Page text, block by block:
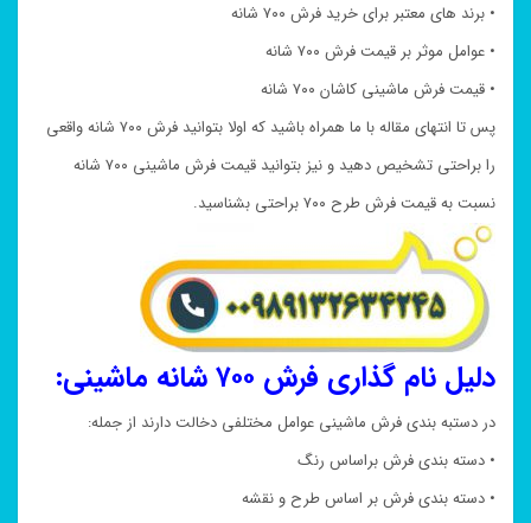
• برند های معتبر برای خرید فرش ۷۰۰ شانه
• عوامل موثر بر قیمت فرش ۷۰۰ شانه
• قیمت فرش ماشینی کاشان ۷۰۰ شانه
پس تا انتهای مقاله با ما همراه باشید که اولا بتوانید فرش ۷۰۰ شانه واقعی
را براحتی تشخیص دهید و نیز بتوانید قیمت فرش ماشینی ۷۰۰ شانه
نسبت به قیمت فرش طرح ۷۰۰ براحتی بشناسید.
دلیل نام گذاری فرش ۷۰۰ شانه ماشینی:
در دستبه بندی فرش ماشینی عوامل مختلفی دخالت دارند از جمله:
• دسته بندی فرش براساس رنگ
• دسته بندی فرش بر اساس طرح و نقشه